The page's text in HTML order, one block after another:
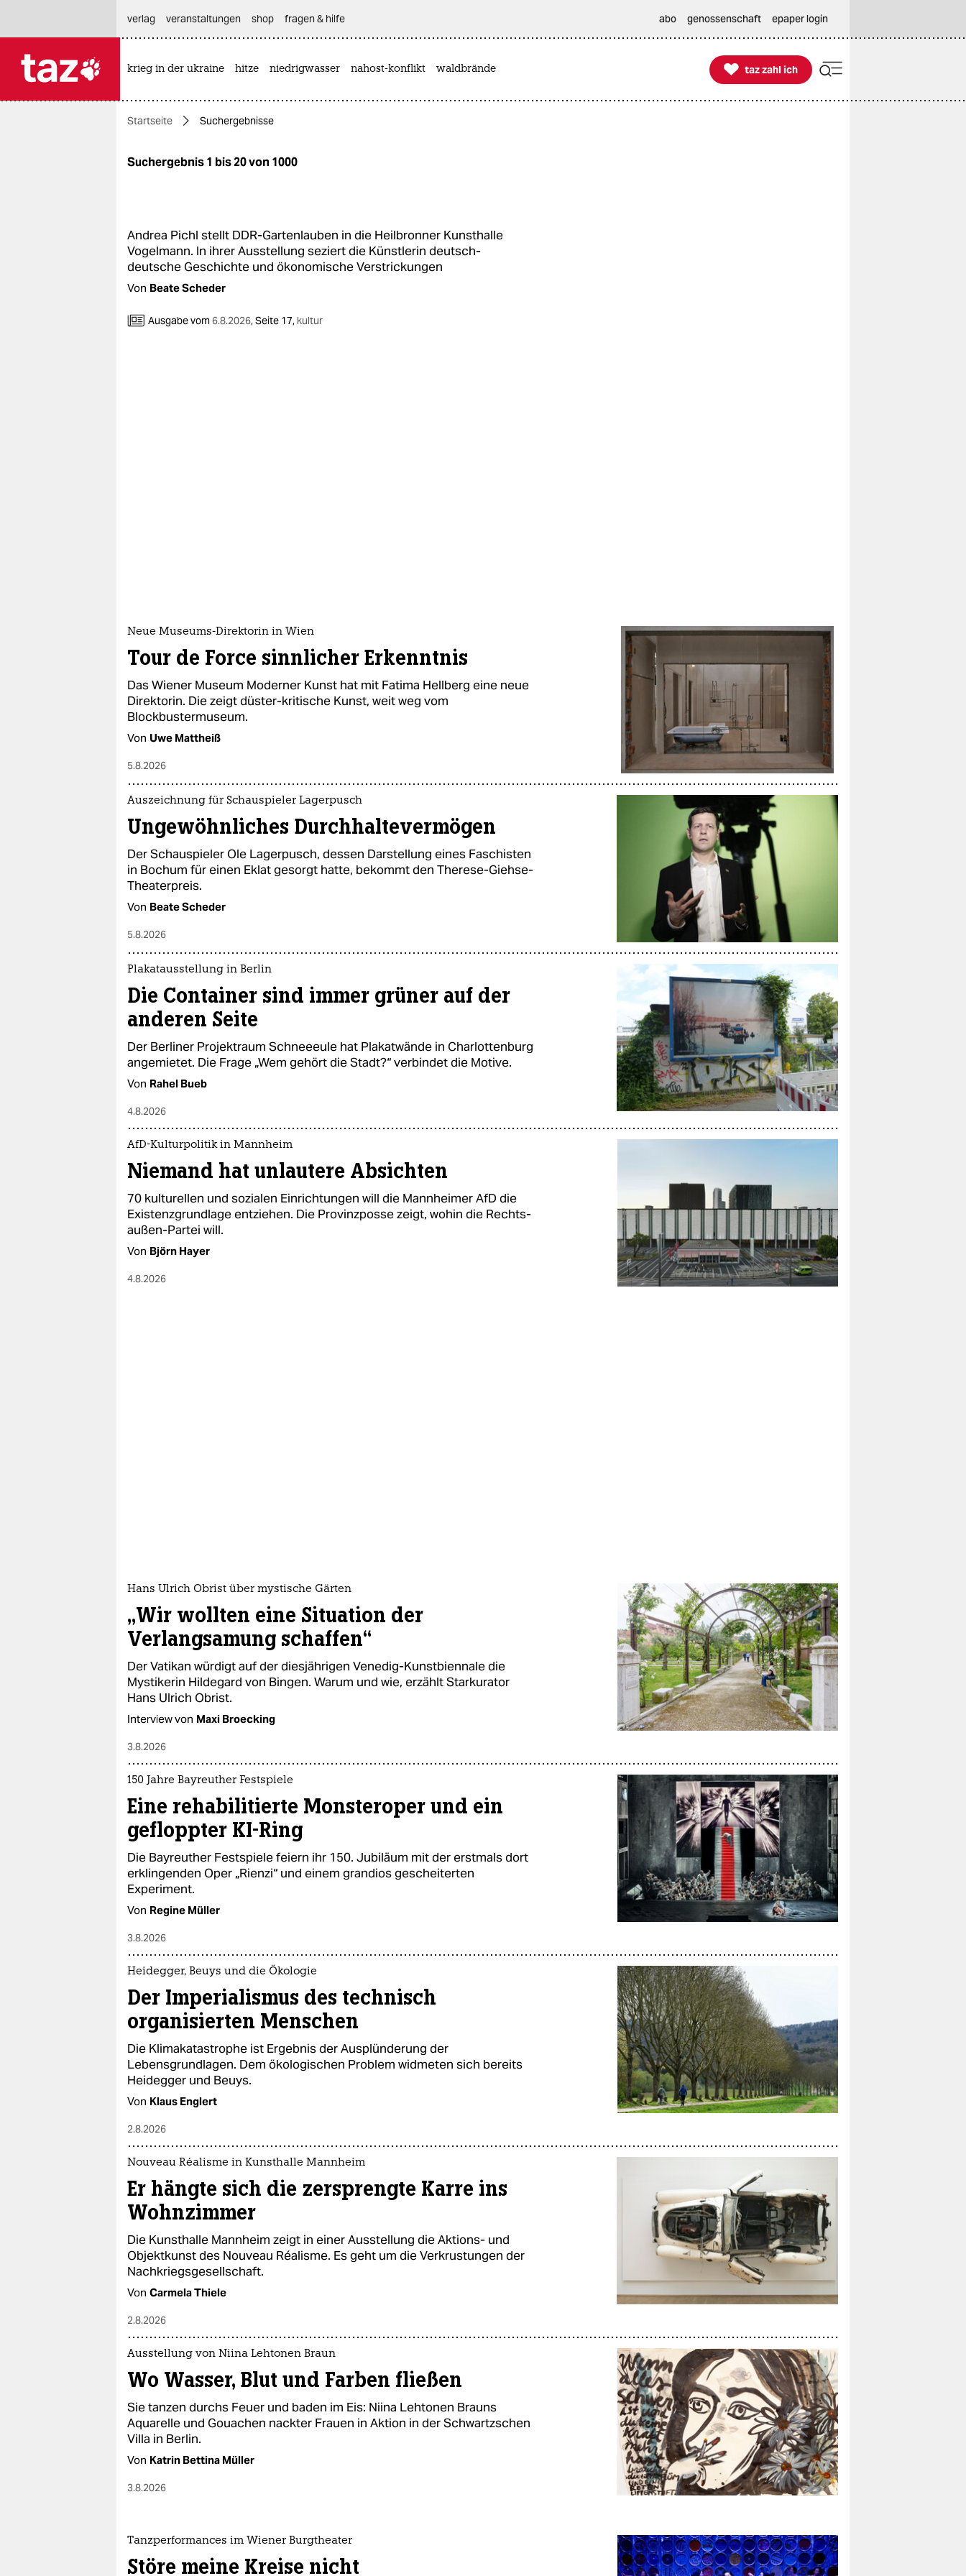
themen
politik
gesellschaft
kultur
sport
berlin
epaper login
verlag
veranstaltungen shop fragen & hilfe abo genossenschaft epaper login
krieg in der ukraine hitze niedrigwasser nahost-konflikt waldbrände 
taz zahl ich
taz zahl ich
Startseite Suchergebnisse
Suchergebnis 1 bis 20 von 1000
Andrea Pichl stellt DDR-Gartenlauben in die Heilbronner Kunsthalle
Vogelmann. In ihrer Ausstellung seziert die Künstlerin deutsch-
deutsche Geschichte und ökonomische Verstrickungen
Von Beate Scheder
Ausgabe vom6.8.2026,Seite 17, kultur
Neue Museums-Direktorin in Wien
Tour de Force sinnlicher Erkenntnis
Das Wiener Museum Moderner Kunst hat mit Fatima Hellberg eine neue
Direktorin. Die zeigt düster-kritische Kunst, weit weg vom
Blockbustermuseum.
Von Uwe Mattheiß
5.8.2026
Auszeichnung für Schauspieler Lagerpusch
Ungewöhnliches Durchhaltevermögen
Der Schauspieler Ole Lagerpusch, dessen Darstellung eines Faschisten
in Bochum für einen Eklat gesorgt hatte, bekommt den Therese-Giehse-
Theaterpreis.
Von Beate Scheder
5.8.2026
Plakatausstellung in Berlin
Die Container sind immer grüner auf der
anderen Seite
Der Berliner Projektraum Schneeeule hat Plakatwände in Charlottenburg
angemietet. Die Frage „Wem gehört die Stadt?“ verbindet die Motive.
Von Rahel Bueb
4.8.2026
AfD-Kulturpolitik in Mannheim
Niemand hat unlautere Absichten
70 kulturellen und sozialen Einrichtungen will die Mannheimer AfD die
Existenzgrundlage entziehen. Die Provinzposse zeigt, wohin die Rechts-
außen-Partei will.
Von Björn Hayer
4.8.2026
Hans Ulrich Obrist über mystische Gärten
„Wir wollten eine Situation der
Verlangsamung schaffen“
Der Vatikan würdigt auf der diesjährigen Venedig-Kunstbiennale die
Mystikerin Hildegard von Bingen. Warum und wie, erzählt Starkurator
Hans Ulrich Obrist.
Interview von Maxi Broecking
3.8.2026
150 Jahre Bayreuther Festspiele
Eine rehabilitierte Monsteroper und ein
gefloppter KI-Ring
Die Bayreuther Festspiele feiern ihr 150. Jubiläum mit der erstmals dort
erklingenden Oper „Rienzi“ und einem grandios gescheiterten
Experiment.
Von Regine Müller
3.8.2026
Heidegger, Beuys und die Ökologie
Der Imperialismus des technisch
organisierten Menschen
Die Klimakatastrophe ist Ergebnis der Ausplünderung der
Lebensgrundlagen. Dem ökologischen Problem widmeten sich bereits
Heidegger und Beuys.
Von Klaus Englert
2.8.2026
Nouveau Réalisme in Kunsthalle Mannheim
Er hängte sich die zersprengte Karre ins
Wohnzimmer
Die Kunsthalle Mannheim zeigt in einer Ausstellung die Aktions- und
Objektkunst des Nouveau Réalisme. Es geht um die Verkrustungen der
Nachkriegsgesellschaft.
Von Carmela Thiele
2.8.2026
Ausstellung von Niina Lehtonen Braun
Wo Wasser, Blut und Farben fließen
Sie tanzen durchs Feuer und baden im Eis: Niina Lehtonen Brauns
Aquarelle und Gouachen nackter Frauen in Aktion in der Schwartzschen
Villa in Berlin.
Von Katrin Bettina Müller
3.8.2026
Tanzperformances im Wiener Burgtheater
Störe meine Kreise nicht